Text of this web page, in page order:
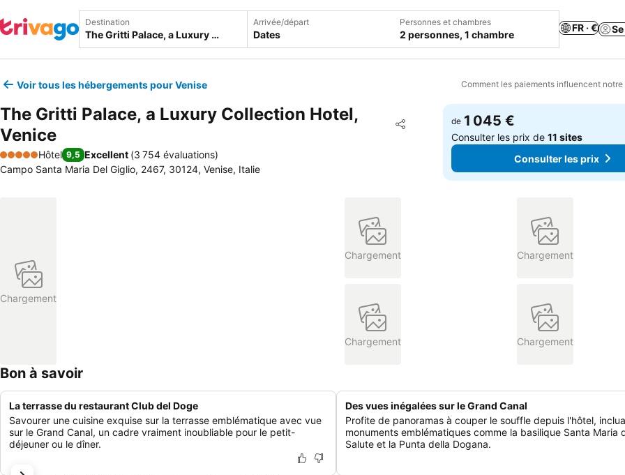
Destination Arrivée/départ
Dates
Personnes et chambres
2 personnes, 1 chambre
FR · €
Voir tous les hébergements pour Venise Comment les paiements influencent
The Gritti Palace, a Luxury Collection Hotel,
Venice
Partager
Ajouter à mes favoris
5 Étoiles
Hôtel 9,5 Excellent (3 754 évaluations)
Campo Santa Maria Del Giglio, 2467, 30124, Venise, Italie
de 1 045 €
Consulter les prix de11 sites
Consulter les prix
Chargement
Chargement Chargement
Chargement Chargement
Bon à savoir
La terrasse du restaurant Club del Doge
Savourer une cuisine exquise sur la terrasse emblématique avec vue
sur le Grand Canal, un cadre vraiment inoubliable pour le petit-
déjeuner ou le dîner.
Des vues inégalées sur le Grand Canal
Profite de panoramas à couper le souffle depuis l'hôtel,
monuments emblématiques comme la basilique Santa Maria
Salute et la Punta della Dogana.